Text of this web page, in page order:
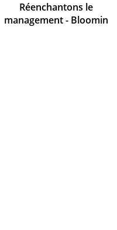
Réenchantons le
management - Bloomin